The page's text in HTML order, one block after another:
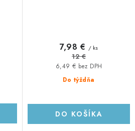
Do týždňa
6,49 € bez DPH
7,98 € / ks
12 €
DO KOŠÍKA